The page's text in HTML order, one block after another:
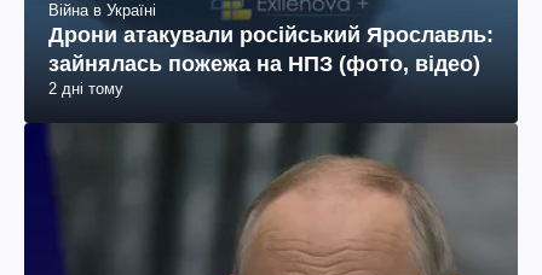
Війна в Україні
Дрони атакували російський Ярославль:
зайнялась пожежа на НПЗ (фото, відео)
2 дні тому